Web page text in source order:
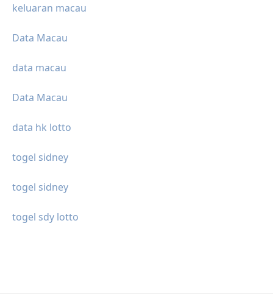
keluaran macau
Data Macau
data macau
Data Macau
data hk lotto
togel sidney
togel sidney
togel sdy lotto